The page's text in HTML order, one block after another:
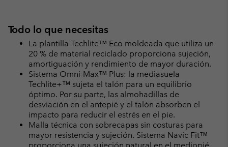
Todo lo que necesitas
La plantilla Techlite™ Eco moldeada que utiliza un
20 % de material reciclado proporciona sujeción,
amortiguación y rendimiento de mayor duración.
Sistema Omni-Max™ Plus: la mediasuela
Techlite+™ sujeta el talón para un equilibrio
óptimo. Por su parte, las almohadillas de
desviación en el antepié y el talón absorben el
impacto para reducir el estrés en el pie.
Malla técnica con sobrecapas sin costuras para
mayor resistencia y sujeción. Sistema Navic Fit™
proporciona una sujeción natural en el mediopié.